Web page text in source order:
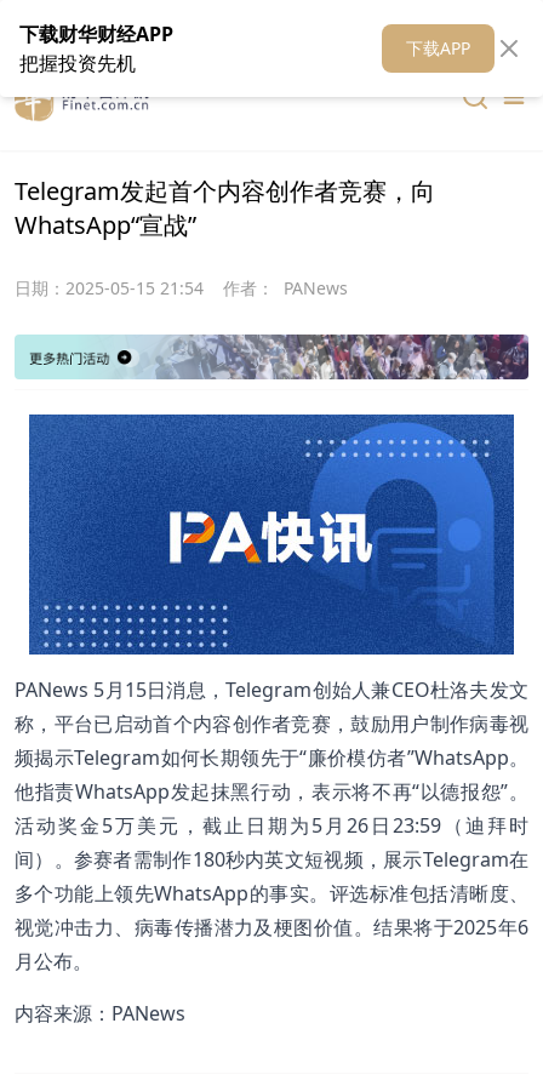
在线客服 关于我们 财华媒体矩阵 财华智库
Telegram发起首个内容创作者竞赛，向
WhatsApp“宣战”
日期： 2025-05-15 21:54 作者： PANews
PANews 5月15日消息，Telegram创始人兼CEO杜洛夫发文
称，平台已启动首个内容创作者竞赛，鼓励用户制作病毒视
频揭示Telegram如何长期领先于“廉价模仿者”WhatsApp。
他指责WhatsApp发起抹黑行动，表示将不再“以德报怨”。
活动奖金5万美元，截止日期为5月26日23:59（迪拜时
间）。参赛者需制作180秒内英文短视频，展示Telegram在
多个功能上领先WhatsApp的事实。评选标准包括清晰度、
视觉冲击力、病毒传播潜力及梗图价值。结果将于2025年6
月公布。
内容来源：PANews
下载财华财经APP
把握投资先机
下载APP